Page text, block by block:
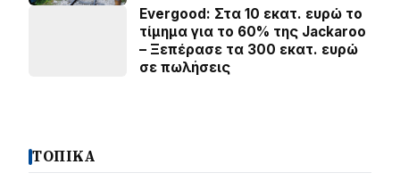
Evergood: Στα 10 εκατ. ευρώ το
τίμημα για το 60% της Jackaroo
– Ξεπέρασε τα 300 εκατ. ευρώ
σε πωλήσεις
ΤΟΠΙΚΑ